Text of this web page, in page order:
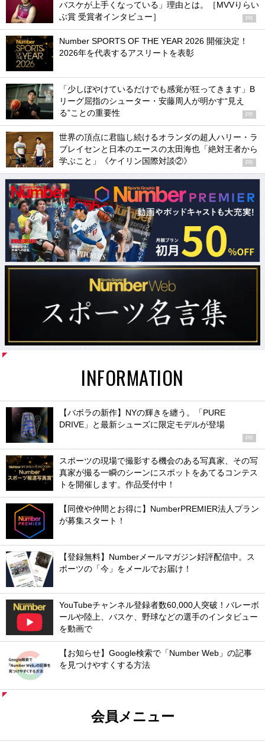
バスケが上手くなっている」理由とは。［MVVりらい
ぶ賞 受賞者インタビュー］
PR
Number SPORTS OF THE YEAR 2026 開催決定！
2026年を代表するアスリートを表彰
「少しぼやけているだけでも感覚が狂ってきます」B
リーグ屈指のシューター・安藤周人が明かす“見え
る”ことの重要性
PR
世界の頂点に君臨し続けるオランダの超人ハリー・ラ
ブレイセンと日本のエースの太田海也「絶対王者から
学ぶこと」《ケイリン国際対談②》
PR
INFORMATION
【バボラの新作】NYの輝きを纏う。「PURE
DRIVE」と最新シューズに限定モデルが登場
PR
スポーツの現場で撮影する機会のある写真家、その写
真家が撮る一瞬のシーンにスポットをあてるコンテス
トを開催します。作品受付中！
【同僚や仲間とお得に】NumberPREMIER法人プラン
が募集スタート！
【登録無料】Numberメールマガジン好評配信中。ス
ポーツの「今」をメールでお届け！
YouTubeチャンネル登録者数60,000人突破！バレーボ
ールや陸上、バスケ、野球などの選手のインタビュー
を動画で
【お知らせ】Google検索で「Number Web」の記事
を見つけやすくする方法
会員メニュー